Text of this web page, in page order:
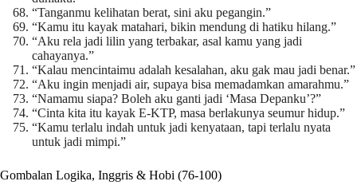
“Tanganmu kelihatan berat, sini aku pegangin.”
“Kamu itu kayak matahari, bikin mendung di hatiku hilang.”
“Aku rela jadi lilin yang terbakar, asal kamu yang jadi
cahayanya.”
“Kalau mencintaimu adalah kesalahan, aku gak mau jadi benar.”
“Aku ingin menjadi air, supaya bisa memadamkan amarahmu.”
“Namamu siapa? Boleh aku ganti jadi ‘Masa Depanku’?”
“Cinta kita itu kayak E-KTP, masa berlakunya seumur hidup.”
“Kamu terlalu indah untuk jadi kenyataan, tapi terlalu nyata
untuk jadi mimpi.”
Gombalan Logika, Inggris & Hobi (76-100)